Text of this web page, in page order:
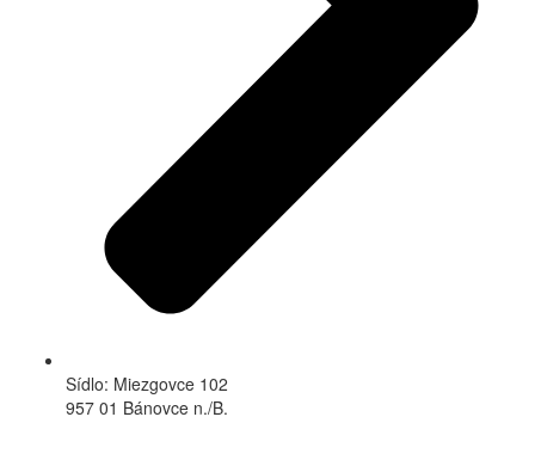
Sídlo: Miezgovce 102
957 01 Bánovce n./B.